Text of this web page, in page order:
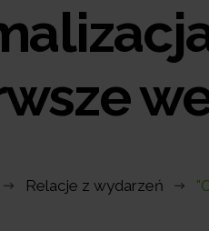
Relacje z wydarzeń